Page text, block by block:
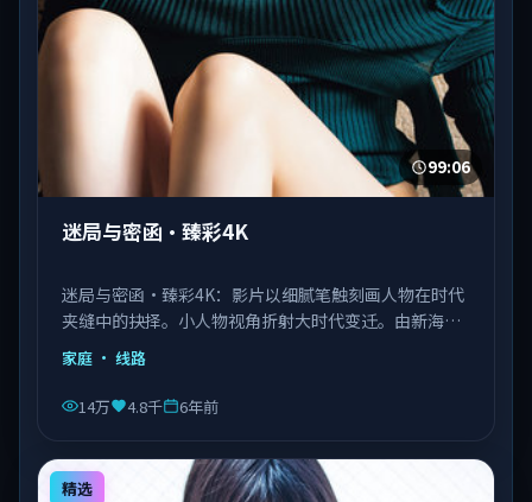
99:06
迷局与密函·臻彩4K
迷局与密函·臻彩4K：影片以细腻笔触刻画人物在时代
夹缝中的抉择。小人物视角折射大时代变迁。由新海诚
执导，刘德华、王景春、王凯等主演，泰国出品，类型
为家庭。
家庭 · 线路
14万 4.8千 6年前
精选